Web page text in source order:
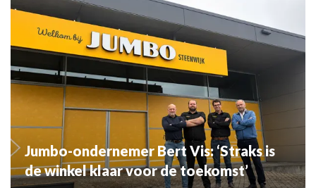
Jumbo-ondernemer Bert Vis: ‘Straks is
de winkel klaar voor de toekomst’